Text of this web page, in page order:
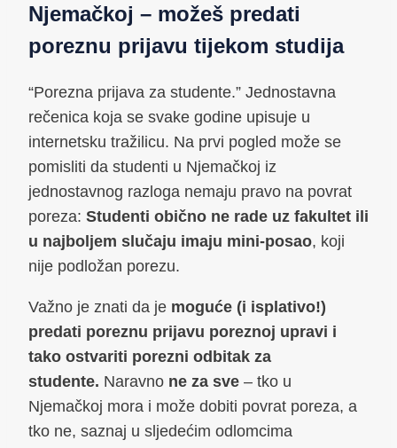
Njemačkoj – možeš predati
poreznu prijavu tijekom studija
“Porezna prijava za studente.” Jednostavna
rečenica koja se svake godine upisuje u
internetsku tražilicu. Na prvi pogled može se
pomisliti da studenti u Njemačkoj iz
jednostavnog razloga nemaju pravo na povrat
poreza: Studenti obično ne rade uz fakultet ili
u najboljem slučaju imaju mini-posao, koji
nije podložan porezu.
Važno je znati da je moguće (i isplativo!)
predati poreznu prijavu poreznoj upravi i
tako ostvariti porezni odbitak za
studente. Naravno ne za sve – tko u
Njemačkoj mora i može dobiti povrat poreza, a
tko ne, saznaj u sljedećim odlomcima